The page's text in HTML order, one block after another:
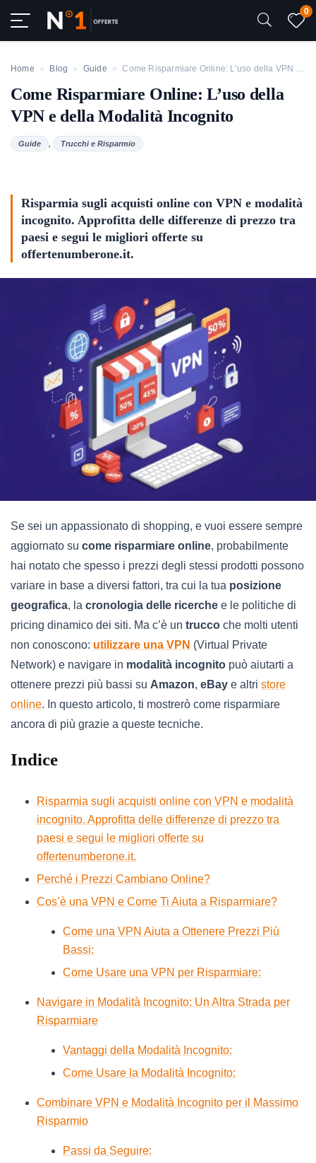
0
Home » Blog » Guide » Come Risparmiare Online: L’uso della VPN e della Modalità Incognito
Come Risparmiare Online: L’uso della
VPN e della Modalità Incognito
Guide , Trucchi e Risparmio
Risparmia sugli acquisti online con VPN e modalità
incognito. Approfitta delle differenze di prezzo tra
paesi e segui le migliori offerte su
offertenumberone.it.
Se sei un appassionato di shopping, e vuoi essere sempre
aggiornato su come risparmiare online, probabilmente
hai notato che spesso i prezzi degli stessi prodotti possono
variare in base a diversi fattori, tra cui la tua posizione
geografica, la cronologia delle ricerche e le politiche di
pricing dinamico dei siti. Ma c’è un trucco che molti utenti
non conoscono: utilizzare una VPN (Virtual Private
Network) e navigare in modalità incognito può aiutarti a
ottenere prezzi più bassi su Amazon, eBay e altri store
online. In questo articolo, ti mostrerò come risparmiare
ancora di più grazie a queste tecniche.
Indice
Risparmia sugli acquisti online con VPN e modalità
incognito. Approfitta delle differenze di prezzo tra
paesi e segui le migliori offerte su
offertenumberone.it.
Perché i Prezzi Cambiano Online?
Cos’è una VPN e Come Ti Aiuta a Risparmiare?
Come una VPN Aiuta a Ottenere Prezzi Più
Bassi:
Come Usare una VPN per Risparmiare:
Navigare in Modalità Incognito: Un Altra Strada per
Risparmiare
Vantaggi della Modalità Incognito:
Come Usare la Modalità Incognito:
Combinare VPN e Modalità Incognito per il Massimo
Risparmio
Passi da Seguire: